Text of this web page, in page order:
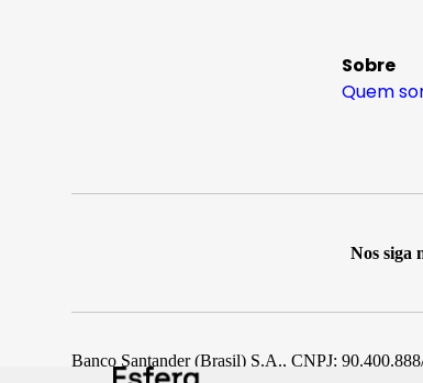
Sobre
Quem
Nos siga
Banco Santander (Brasil) S.A., CNPJ: